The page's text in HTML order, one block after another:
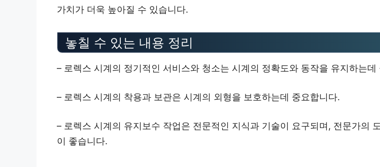
가치가 더욱 높아질 수 있습니다.
놓칠 수 있는 내용 정리
– 로렉스 시계의 정기적인 서비스와 청소는 시계의 정확도와 동작을 유지하는데
– 로렉스 시계의 착용과 보관은 시계의 외형을 보호하는데 중요합니다.
– 로렉스 시계의 유지보수 작업은 전문적인 지식과 기술이 요구되며, 전문가의
이 좋습니다.